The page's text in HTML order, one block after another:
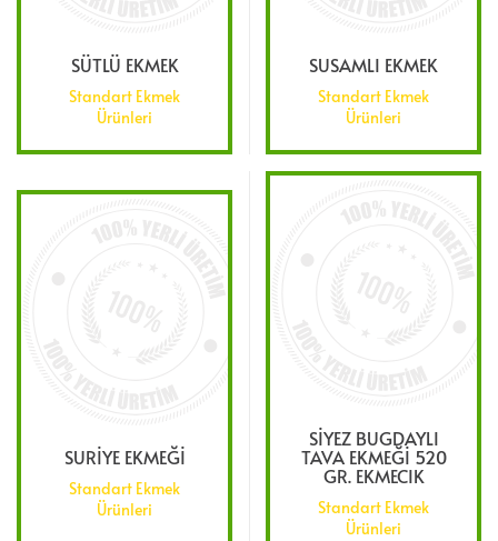
SÜTLÜ EKMEK
Standart Ekmek
Ürünleri
SUSAMLI EKMEK
Standart Ekmek
Ürünleri
SURİYE EKMEĞİ
Standart Ekmek
Ürünleri
SİYEZ BUGDAYLI
TAVA EKMEĞİ 520
GR. EKMECIK
Standart Ekmek
Ürünleri